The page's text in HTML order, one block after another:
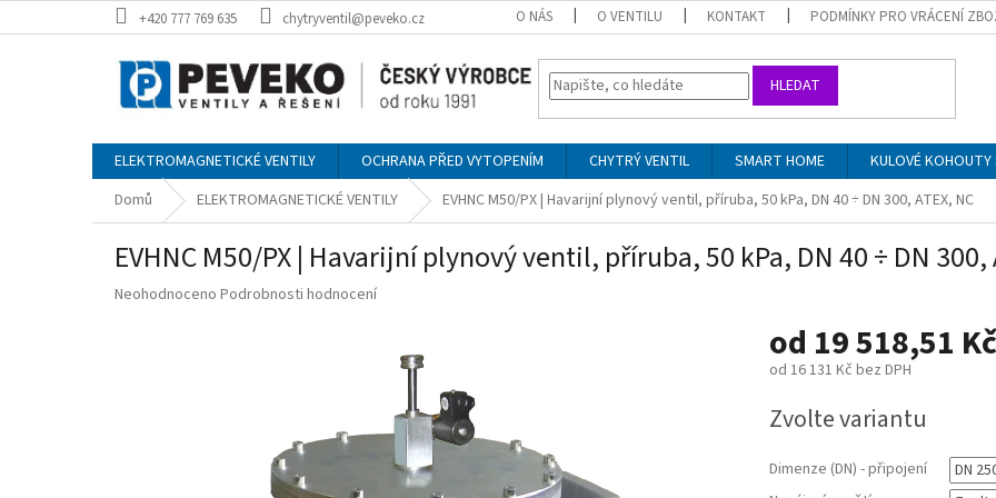
na
+420 777 769 635 chytryventil@peveko.cz O NÁS O VENTILU KONTAKT PODMÍNKY PRO VRÁCENÍ
HLEDAT
ELEKTROMAGNETICKÉ VENTILY OCHRANA PŘED VYTOPENÍM CHYTRÝ VENTIL SMART HOME KULOVÉ
Domů
ELEKTROMAGNETICKÉ VENTILY EVHNC M50/PX | Havarijní plynový ventil, příruba, 50 kPa, DN 40 ÷ DN 300, ATEX, NC
EVHNC M50/PX | Havarijní plynový ventil, příruba, 50 kPa, DN 40 ÷ DN 300,
Průměrné
Neohodnoceno Podrobnosti hodnocení
od 19 518,51 Kč
od 16 131 Kč bez DPH
cena:
Zvolte variantu
Dimenze (DN) - připojení